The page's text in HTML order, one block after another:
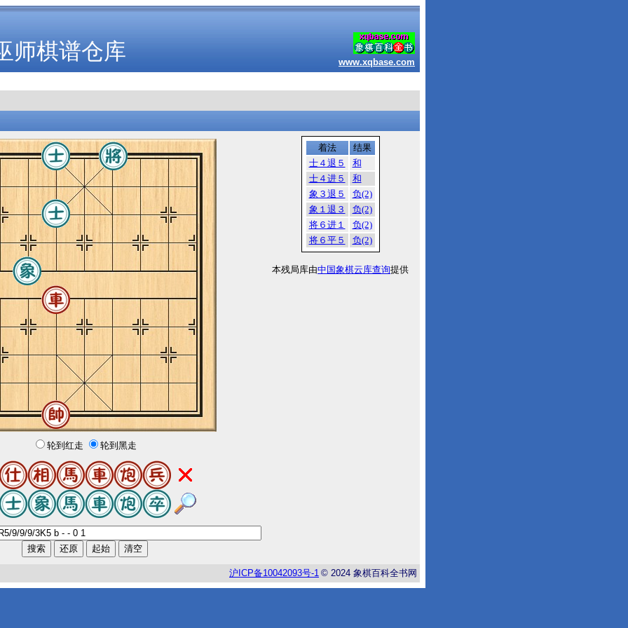
师棋谱仓库 www.xqbase.com
轮到红走 轮到黑走
着法
结果
士４退５
和
士４进５
和
象３退５
负(2)
象１退３
负(2)
将６进１
负(2)
将６平５
负(2)
本残局库由中国象棋云库查询提供
沪 ICP备10042093号-1 © 2024 象棋百科全书网